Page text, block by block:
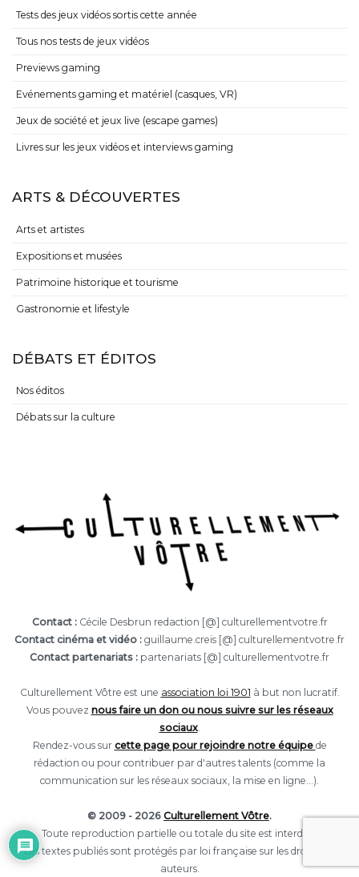
Tests des jeux vidéos sortis cette année
Tous nos tests de jeux vidéos
Previews gaming
Evénements gaming et matériel (casques, VR)
Jeux de société et jeux live (escape games)
Livres sur les jeux vidéos et interviews gaming
ARTS & DÉCOUVERTES
Arts et artistes
Expositions et musées
Patrimoine historique et tourisme
Gastronomie et lifestyle
DÉBATS ET ÉDITOS
Nos éditos
Débats sur la culture
Contact :Cécile Desbrun redaction [@] culturellementvotre.fr
Contact cinéma et vidéo : guillaume.creis [@] culturellementvotre.fr
Contact partenariats : partenariats [@] culturellementvotre.fr
Culturellement Vôtre est une association loi 1901 à but non lucratif.
Vous pouvez nous faire un don ou nous suivre sur les réseaux
sociaux.
Rendez-vous sur cette page pour rejoindre notre équipe de
rédaction ou pour contribuer par d'autres talents (comme la
communication sur les réseaux sociaux, la mise en ligne...).
© 2009 - 2026 Culturellement Vôtre.
Toute reproduction partielle ou totale du site est interdite.
Les textes publiés sont protégés par loi française sur les droits des
auteurs.